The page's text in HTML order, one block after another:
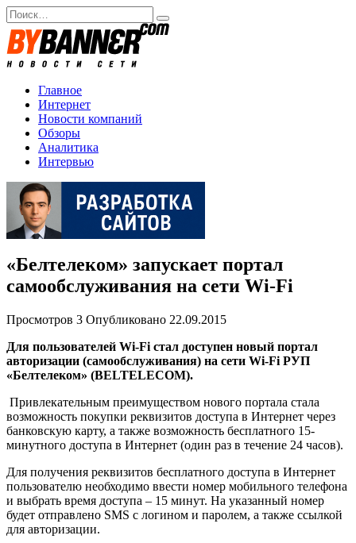
Перейти
к
содержанию
Search
for:
Главное
Интернет
Новости компаний
Обзоры
Аналитика
Интервью
«Белтелеком» запускает портал
самообслуживания на сети Wi-Fi
Просмотров 3 Опубликовано 22.09.2015
Для пользователей Wi-Fi стал доступен новый портал
авторизации (самообслуживания) на сети Wi-Fi РУП
«Белтелеком» (BELTELECOM).
Привлекательным преимуществом нового портала стала
возможность покупки реквизитов доступа в Интернет через
банковскую карту, а также возможность бесплатного 15-
минутного доступа в Интернет (один раз в течение 24 часов).
Для получения реквизитов бесплатного доступа в Интернет
пользователю необходимо ввести номер мобильного телефона
и выбрать время доступа – 15 минут. На указанный номер
будет отправлено SMS с логином и паролем, а также ссылкой
для авторизации.